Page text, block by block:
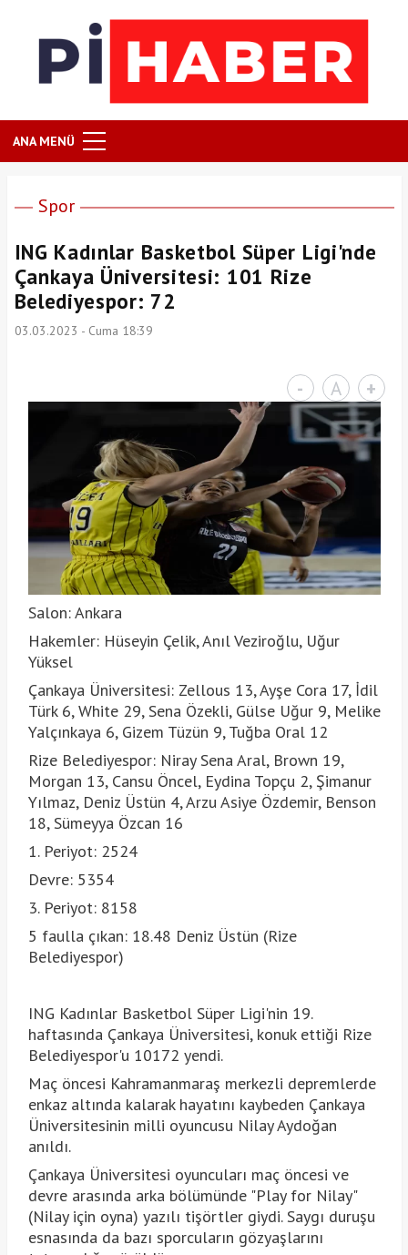
ANA MENÜ
Spor
ING Kadınlar Basketbol Süper Ligi'nde
Çankaya Üniversitesi: 101 Rize
Belediyespor: 72
03.03.2023 - Cuma 18:39
- A +
Salon: Ankara
Hakemler: Hüseyin Çelik, Anıl Veziroğlu, Uğur
Yüksel
Çankaya Üniversitesi: Zellous 13, Ayşe Cora 17, İdil
Türk 6, White 29, Sena Özekli, Gülse Uğur 9, Melike
Yalçınkaya 6, Gizem Tüzün 9, Tuğba Oral 12
Rize Belediyespor: Niray Sena Aral, Brown 19,
Morgan 13, Cansu Öncel, Eydina Topçu 2, Şimanur
Yılmaz, Deniz Üstün 4, Arzu Asiye Özdemir, Benson
18, Sümeyya Özcan 16
1. Periyot: 2524
Devre: 5354
3. Periyot: 8158
5 faulla çıkan: 18.48 Deniz Üstün (Rize
Belediyespor)
ING Kadınlar Basketbol Süper Ligi'nin 19.
haftasında Çankaya Üniversitesi, konuk ettiği Rize
Belediyespor'u 10172 yendi.
Maç öncesi Kahramanmaraş merkezli depremlerde
enkaz altında kalarak hayatını kaybeden Çankaya
Üniversitesinin milli oyuncusu Nilay Aydoğan
anıldı.
Çankaya Üniversitesi oyuncuları maç öncesi ve
devre arasında arka bölümünde "Play for Nilay"
(Nilay için oyna) yazılı tişörtler giydi. Saygı duruşu
esnasında da bazı sporcuların gözyaşlarını